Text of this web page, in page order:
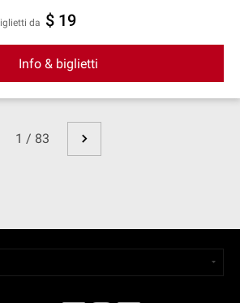
Biglietti da $ 19
Info & biglietti
1 / 83